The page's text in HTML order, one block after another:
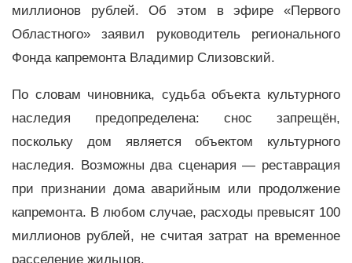
миллионов рублей. Об этом в эфире «Первого
Областного» заявил руководитель регионального
Фонда капремонта Владимир Слизовский.
По словам чиновника, судьба объекта культурного
наследия предопределена: снос запрещён,
поскольку дом является объектом культурного
наследия. Возможны два сценария — реставрация
при признании дома аварийным или продолжение
капремонта. В любом случае, расходы превысят 100
миллионов рублей, не считая затрат на временное
расселение жильцов.